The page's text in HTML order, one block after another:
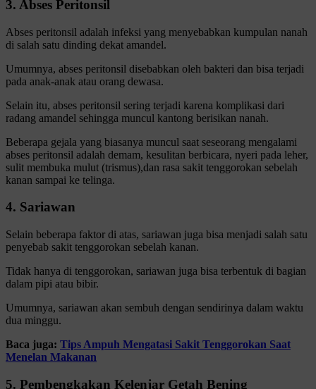
3. Abses Peritonsil
Abses peritonsil adalah infeksi yang menyebabkan kumpulan nanah
di salah satu dinding dekat amandel.
Umumnya, abses peritonsil disebabkan oleh bakteri dan bisa terjadi
pada anak-anak atau orang dewasa.
Selain itu, abses peritonsil sering terjadi karena komplikasi dari
radang amandel sehingga muncul kantong berisikan nanah.
Beberapa gejala yang biasanya muncul saat seseorang mengalami
abses peritonsil adalah demam, kesulitan berbicara, nyeri pada leher,
sulit membuka mulut (trismus),dan rasa sakit tenggorokan sebelah
kanan sampai ke telinga.
4. Sariawan
Selain beberapa faktor di atas, sariawan juga bisa menjadi salah satu
penyebab sakit tenggorokan sebelah kanan.
Tidak hanya di tenggorokan, sariawan juga bisa terbentuk di bagian
dalam pipi atau bibir.
Umumnya, sariawan akan sembuh dengan sendirinya dalam waktu
dua minggu.
Baca juga: Tips Ampuh Mengatasi Sakit Tenggorokan Saat
Menelan Makanan
5. Pembengkakan Kelenjar Getah Bening